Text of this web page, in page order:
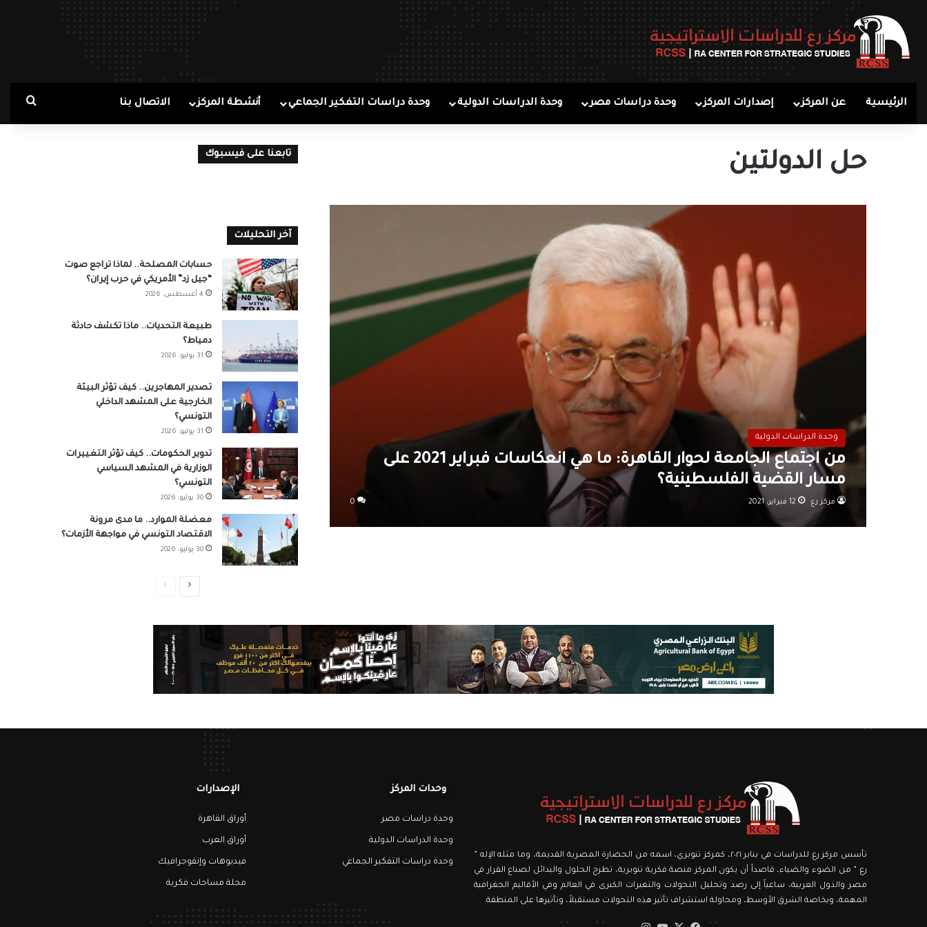
الرئيسية عن المركز إصدارات المركز وحدة دراسات مصر وحدة الدراسات الدولية وحدة دراسات التفكير الجماعي أنشطة المركز الاتصال بنا بحث
حل الدولتين
وحدة الدراسات الدولية
من اجتماع الجامعة لحوار القاهرة: ما هي انعكاسات فبراير 2021 على
مسار القضية الفلسطينية؟
مركز رع 12 فبراير، 2021 0
تابعنا على فيسبوك
آخر التحليلات
حسابات المصلحة.. لماذا تراجع صوت
“جيل زد” الأمريكي في حرب إيران؟
4 أغسطس، 2026
طبيعة التحديات.. ماذا تكشف حادثة
دمياط؟
31 يوليو، 2026
تصدير المهاجرين.. كيف تؤثر البيئة
الخارجية على المشهد الداخلي
التونسي؟
31 يوليو، 2026
تدوير الحكومات.. كيف تؤثر التغييرات
الوزارية في المشهد السياسي
التونسي؟
30 يوليو، 2026
معضلة الموارد.. ما مدى مرونة
الاقتصاد التونسي في مواجهة الأزمات؟
30 يوليو، 2026
الصفحة الصفحة
تأسس مركز رع للدراسات في يناير ٢٠٢١، كمركز تنويري، اسمه من الحضارة المصرية القديمة، وما مثله الإله ”
رع ” من الضوء والضياء، قاصداً أن يكون المركز منصة فكرية تنويرية، تطرح الحلول والبدائل لصناع القرار في
مصر والدول العربية، ساعياً إلى رصد وتحليل التحولات والتغيرات الكبرى في العالم وفي الأقاليم الجغرافية
المهمة، وبخاصة الشرق الأوسط، ومحاولة استشراف تأثير هذه التحولات مستقبلاً، وتأثيرها على المنطقة.
وحدات المركز
وحدة دراسات مصر
وحدة الدراسات الدولية
وحدة دراسات التفكير الجماعي
الإصدارات
أوراق القاهرة
أوراق العرب
فيديوهات وإنفوجرافيك
مجلة مساحات فكرية